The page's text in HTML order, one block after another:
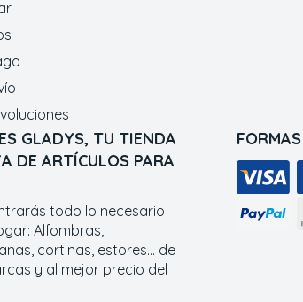
GLADYS, TU TIENDA
DE ARTÍCULOS PARA
todo lo necesario
Alfombras,
cortinas, estores... de
y al mejor precio del